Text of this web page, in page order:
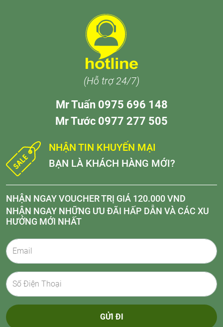
(Hỗ trợ 24/7)
Mr Tuấn 0975 696 148
Mr Tước 0977 277 505
NHẬN TIN KHUYẾN MẠI
BẠN LÀ KHÁCH HÀNG MỚI?
NHẬN NGAY VOUCHER TRỊ GIÁ 120.000 VND
NHẬN NGAY NHỮNG ƯU ĐÃI HẤP DẪN VÀ CÁC XU
HƯỚNG MỚI NHẤT
GỬI ĐI